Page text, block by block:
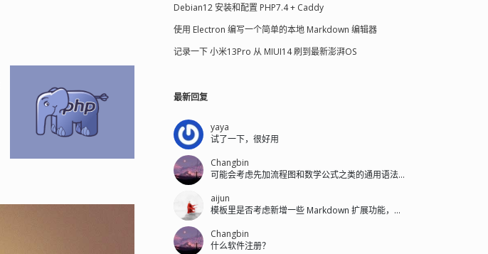
Debian12 安装和配置 PHP7.4 + Caddy
使用 Electron 编写一个简单的本地 Markdown 编辑器
记录一下 小米13Pro 从 MIUI14 刷到最新澎湃OS
最新回复
yaya
试了一下，很好用
Changbin
可能会考虑先加流程图和数学公式之类的通用语法扩展，私有语法后面再加。
aijun
模板里是否考虑新增一些 Markdown 扩展功能，模板后台可配置是否开启...
Changbin
什么软件注册？